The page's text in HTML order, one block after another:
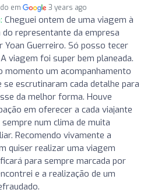
em 3 years ago
Cheguei ontem de uma viagem à
do representante da empresa
Yoan Guerreiro. Só posso tecer
viagem foi super bem planeada.
momento um acompanhamento
escrutinaram cada detalhe para
da melhor forma. Houve
em oferecer a cada viajante
num clima de muita
Recomendo vivamente a
quiser realizar uma viagem
para sempre marcada por
e a realização de um